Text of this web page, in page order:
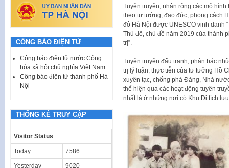
Tuyên truyền, nhân rộng các mô
theo tư tưởng, đạo đức, phong cách
đô Hà Nội được UNESCO vinh danh
Thủ đô, chủ đề năm 2019 của thành
trị”.
Tuyên truyền đấu tranh, phản bác
trị lý luận, thực tiễn của tư tưởng Hồ
xuyên tạc, chống phá Đảng, Nhà
thể hiện qua các hoạt động tuyên
nhất là ở những nơi có Khu Di tích
CÔNG BÁO ĐIỆN TỬ
Công báo điện tử nước Cộng
hòa xã hội chủ nghĩa Việt Nam
Công báo điện tử thành phố Hà
Nội
THỐNG KÊ TRUY CẬP
Visitor Status
Today 7586
Yesterday 9020